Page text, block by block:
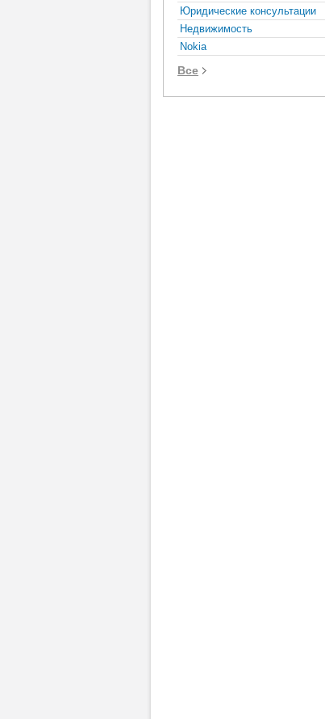
Юридические консультации
Недвижимость
Nokia
Все